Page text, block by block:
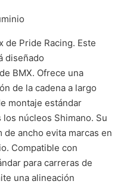
de Pride Racing. Este
diseñado
BMX. Ofrece una
de la cadena a largo
montaje estándar
núcleos Shimano. Su
ancho evita marcas en
Compatible con
para carreras de
una alineación